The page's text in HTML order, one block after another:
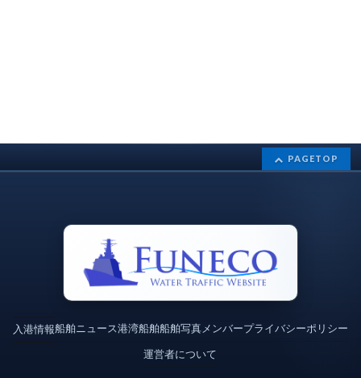
PAGETOP
入港情報船舶ニュース港湾船舶船舶写真メンバープライバシーポリシー
運営者について